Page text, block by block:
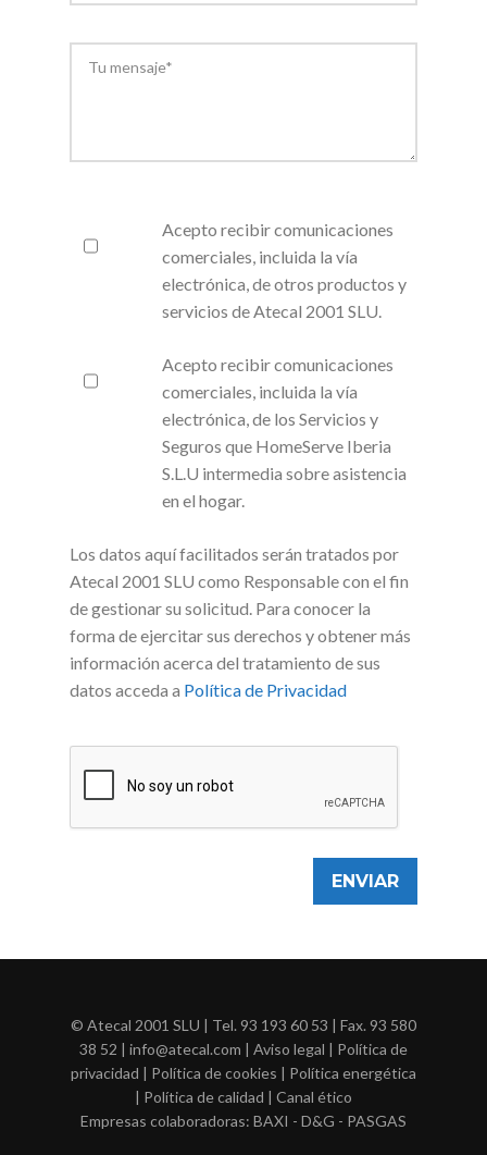
Acepto recibir comunicaciones
comerciales, incluida la vía
electrónica, de otros productos y
servicios de Atecal 2001 SLU.
Acepto recibir comunicaciones
comerciales, incluida la vía
electrónica, de los Servicios y
Seguros que HomeServe Iberia
S.L.U intermedia sobre asistencia
en el hogar.
Los datos aquí facilitados serán tratados por
Atecal 2001 SLU como Responsable con el fin
de gestionar su solicitud. Para conocer la
forma de ejercitar sus derechos y obtener más
información acerca del tratamiento de sus
datos acceda a Política de Privacidad
© Atecal 2001 SLU | Tel. 93 193 60 53 | Fax. 93 580
38 52 | info@atecal.com | Aviso legal | Política de
privacidad | Política de cookies | Política energética
| Política de calidad | Canal ético
Empresas colaboradoras: BAXI - D&G - PASGAS